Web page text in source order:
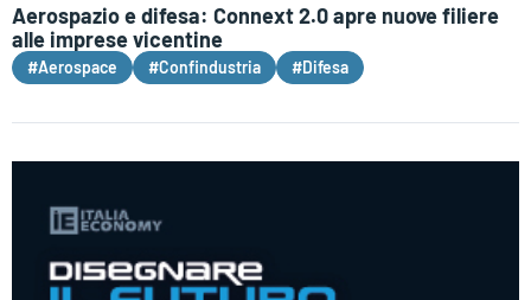
Aerospazio e difesa: Connext 2.0 apre nuove filiere
alle imprese vicentine
#Aerospace #Confindustria #Difesa